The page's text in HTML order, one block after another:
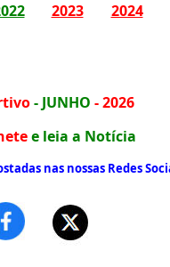
2023 2024
- JUNHO - 2026
e leia a Notícia
nas nossas Redes